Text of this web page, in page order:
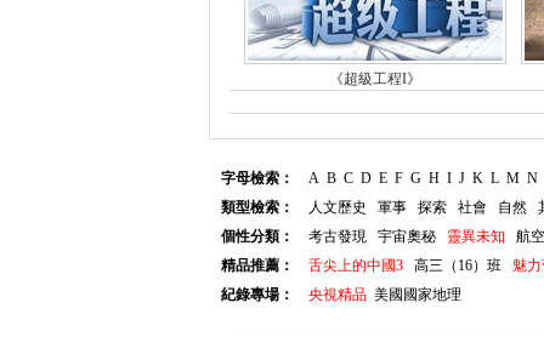
《超級工程I》
字母檢索： A B C D E F G H I J K L M N
類型檢索：
人文歷史 軍事 探索 社會 自然
個性分類：
考古發現 宇宙奧秘 靈異未知
航
精品推薦：
舌尖上的中國3 高三（16）班
魅
紀錄專場：
央視精品 美國國家地理